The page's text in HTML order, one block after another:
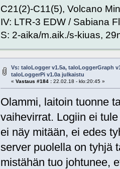
C21(2)-C11(5), Volcano
IV: LTR-3 EDW / Sabiana
S: 2-aika/m.aik./s-kiuas,
Vs: taloLogger v1.5a, taloLoggerGraph
taloLoggerPi v1.0a julkaistu
« Vastaus #184 :22.02.18 - klo:20:45 »
Olammi, laitoin tuonne
vaihevirrat. Logiin ei
ei näy mitään, ei edes
server puolella on tyhjä
mistähän tuo johtunee,